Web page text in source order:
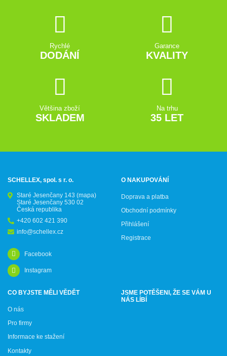
Rychlé
DODÁNÍ
Garance
KVALITY
Většina zboží
SKLADEM
Na trhu
35 LET
SCHELLEX, spol. s r. o.
Staré Jesenčany 143 (mapa)
Staré Jesenčany 530 02
Česká republika
+420 602 421 390
info@schellex.cz
Facebook
Instagram
O NAKUPOVÁNÍ
Doprava a platba
Obchodní podmínky
Přihlášení
Registrace
CO BYJSTE MĚLI VĚDĚT
O nás
Pro firmy
Informace ke stažení
Kontakty
JSME POTĚŠENI, ŽE SE VÁM U
NÁS LÍBÍ